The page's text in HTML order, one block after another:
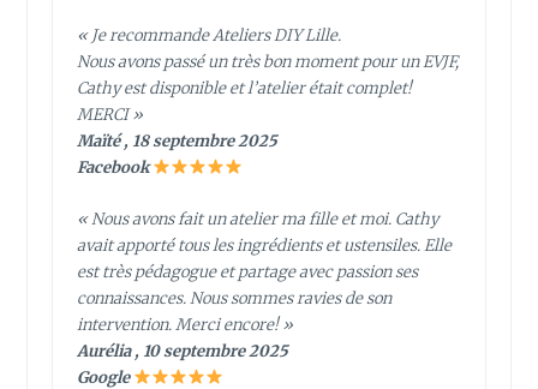
« Je recommande Ateliers DIY Lille.
Nous avons passé un très bon moment pour un EVJF,
Cathy est disponible et l’atelier était complet!
MERCI »
Maïté , 18 septembre 2025
Facebook
« Nous avons fait un atelier ma fille et moi. Cathy
avait apporté tous les ingrédients et ustensiles. Elle
est très pédagogue et partage avec passion ses
connaissances. Nous sommes ravies de son
intervention. Merci encore! »
Aurélia , 10 septembre 2025
Google